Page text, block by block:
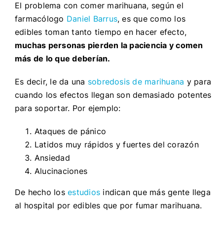
El problema con comer marihuana, según el
farmacólogo Daniel Barrus, es que como los
edibles toman tanto tiempo en hacer efecto,
muchas personas pierden la paciencia y comen
más de lo que deberían.
Es decir, le da una sobredosis de marihuana y para
cuando los efectos llegan son demasiado potentes
para soportar. Por ejemplo:
Ataques de pánico
Latidos muy rápidos y fuertes del corazón
Ansiedad
Alucinaciones
De hecho losestudios indican que más gente llega
al hospital por edibles que por fumar marihuana.